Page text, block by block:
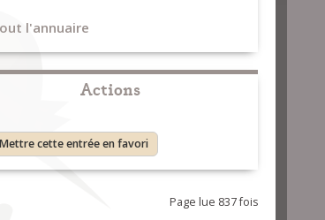
l'annuaire
Actions
Mettre cette entrée en favori
Page lue 837 fois